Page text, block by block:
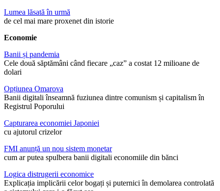
Lumea lăsată în urmă
de cel mai mare proxenet din istorie
Economie
Banii și pandemia
Cele două săptămâni când fiecare „caz” a costat 12 milioane de
dolari
Opțiunea Omarova
Banii digitali înseamnă fuziunea dintre comunism și capitalism în
Registrul Poporului
Capturarea economiei Japoniei
cu ajutorul crizelor
FMI anunță un nou sistem monetar
cum ar putea spulbera banii digitali economiile din bănci
Logica distrugerii economice
Explicația implicării celor bogați și puternici în demolarea controlată